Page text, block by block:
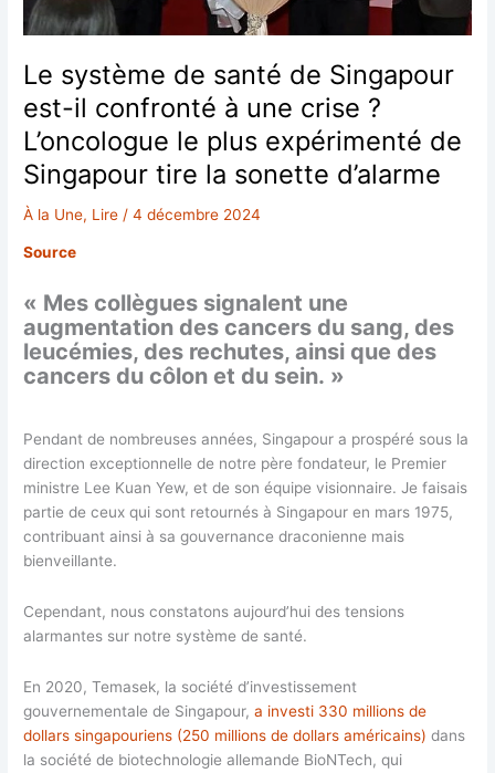
Le système de santé de Singapour
est-il confronté à une crise ?
L’oncologue le plus expérimenté de
Singapour tire la sonette d’alarme
À la Une, Lire /4 décembre 2024
Source
« Mes collègues signalent une
augmentation des cancers du sang, des
leucémies, des rechutes, ainsi que des
cancers du côlon et du sein. »
Pendant de nombreuses années, Singapour a prospéré sous la
direction exceptionnelle de notre père fondateur, le Premier
ministre Lee Kuan Yew, et de son équipe visionnaire. Je faisais
partie de ceux qui sont retournés à Singapour en mars 1975,
contribuant ainsi à sa gouvernance draconienne mais
bienveillante.
Cependant, nous constatons aujourd’hui des tensions
alarmantes sur notre système de santé.
En 2020, Temasek, la société d’investissement
gouvernementale de Singapour,a investi 330 millions de
dollars singapouriens (250 millions de dollars américains) dans
la société de biotechnologie allemande BioNTech, qui